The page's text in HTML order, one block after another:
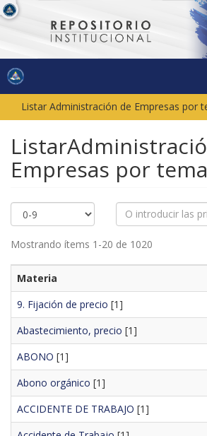
Listar Administración de Empresas por
Empresas por tema
Mostrando ítems 1-20 de 1020
Materia
9. Fijación de precio [1]
Abastecimiento, precio [1]
ABONO [1]
Abono orgánico [1]
ACCIDENTE DE TRABAJO [1]